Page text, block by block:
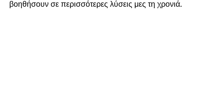
βοηθήσουν σε περισσότερες λύσεις μες τη χρονιά.